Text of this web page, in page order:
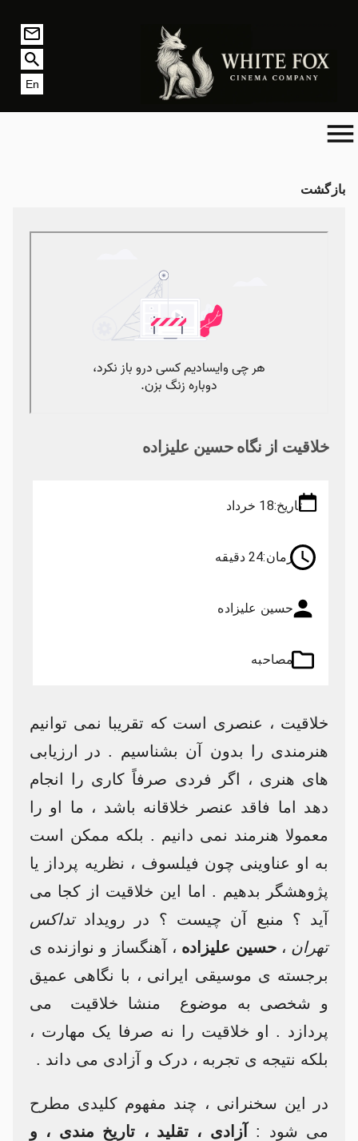
En
بازگشت
خلاقیت از نگاه حسین علیزاده
تاریخ:18 خرداد
زمان:24 دقیقه
حسین علیزاده
مصاحبه
خلاقیت ، عنصری است که تقریبا نمی توانیم
هنرمندی را بدون آن بشناسیم . در ارزیابی
های هنری ، اگر فردی صرفاً کاری را انجام
دهد اما فاقد عنصر خلاقانه باشد ، ما او را
معمولا هنرمند نمی دانیم . بلکه ممکن است
به او عناوینی چون فیلسوف ، نظریه پرداز یا
پژوهشگر بدهیم . اما این خلاقیت از کجا می
آید ؟ منبع آن چیست ؟ در رویدادتداکس
تهران ،حسین علیزاده ، آهنگساز و نوازنده ی
برجسته ی موسیقی ایرانی ، با نگاهی عمیق
و شخصی به موضوع منشا خلاقیت می
پردازد . او خلاقیت را نه صرفا یک مهارت ،
بلکه نتیجه ی تجربه ، درک و آزادی می داند .
در این سخنرانی ، چند مفهوم کلیدی مطرح
می شود :
آزادی ، تقلید ، تاریخ مندی ، و